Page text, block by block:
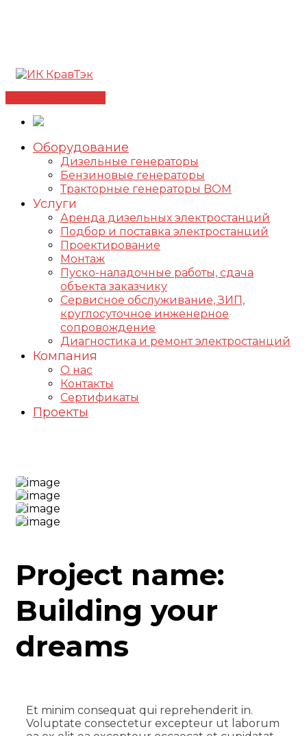
Оборудование
Дизельные генераторы
Бензиновые генераторы
Тракторные генераторы BOM
Услуги
Аренда дизельных электростанций
Подбор и поставка электростанций
Проектирование
Монтаж
Пуско-наладочные работы, сдача
объекта заказчику
Сервисное обслуживание, ЗИП,
круглосуточное инженерное
сопровождение
Диагностика и ремонт электростанций
Компания
О нас
Контакты
Сертификаты
Проекты
Project name:
Building your
dreams
Et minim consequat qui reprehenderit in.
Voluptate consectetur excepteur ut laborum